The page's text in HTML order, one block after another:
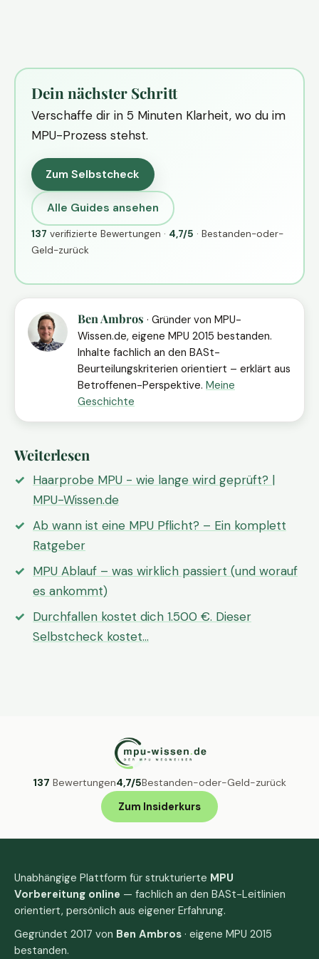
Dein nächster Schritt
Verschaffe dir in 5 Minuten Klarheit, wo du im
MPU-Prozess stehst.
Zum Selbstcheck
Alle Guides ansehen
137 verifizierte Bewertungen · 4,7/5 · Bestanden-oder-
Geld-zurück
Ben Ambros · Gründer von MPU-
Wissen.de, eigene MPU 2015 bestanden.
Inhalte fachlich an den BASt-
Beurteilungskriterien orientiert – erklärt aus
Betroffenen-Perspektive. Meine
Geschichte
Weiterlesen
Haarprobe MPU - wie lange wird geprüft? |
MPU-Wissen.de
Ab wann ist eine MPU Pflicht? – Ein komplett
Ratgeber
MPU Ablauf – was wirklich passiert (und worauf
es ankommt)
Durchfallen kostet dich 1.500 €. Dieser
Selbstcheck kostet…
137 Bewertungen4,7/5Bestanden-oder-Geld-zurück
Zum Insiderkurs
Unabhängige Plattform für strukturierte MPU
Vorbereitung online — fachlich an den BASt-Leitlinien
orientiert, persönlich aus eigener Erfahrung.
Gegründet 2017 von Ben Ambros · eigene MPU 2015
bestanden.